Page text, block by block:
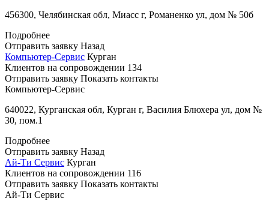
456300, Челябинская обл, Миасс г, Романенко ул, дом № 50б
Подробнее
Отправить заявку Назад
Компьютер-Сервис Курган
Клиентов на сопровождении 134
Отправить заявку Показать контакты
Компьютер-Сервис
640022, Курганская обл, Курган г, Василия Блюхера ул, дом №
30, пом.1
Подробнее
Отправить заявку Назад
Ай-Ти Сервис Курган
Клиентов на сопровождении 116
Отправить заявку Показать контакты
Ай-Ти Сервис